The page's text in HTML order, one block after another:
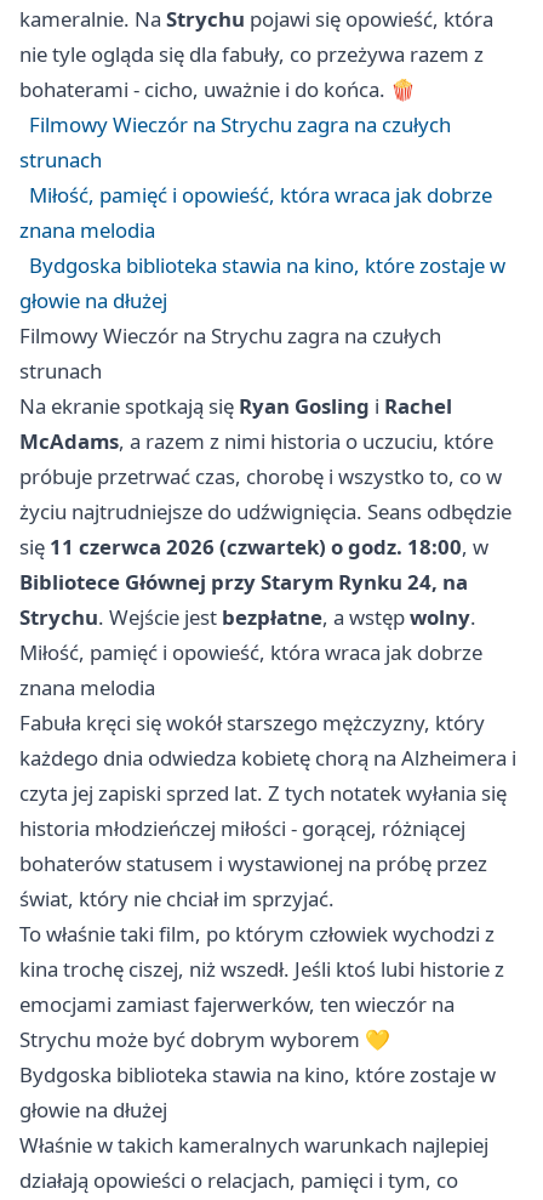
kameralnie. Na Strychu pojawi się opowieść, która
nie tyle ogląda się dla fabuły, co przeżywa razem z
bohaterami - cicho, uważnie i do końca. 🍿
Filmowy Wieczór na Strychu zagra na czułych
strunach
Miłość, pamięć i opowieść, która wraca jak dobrze
znana melodia
Bydgoska biblioteka stawia na kino, które zostaje w
głowie na dłużej
Filmowy Wieczór na Strychu zagra na czułych
strunach
Na ekranie spotkają się Ryan Gosling i Rachel
McAdams, a razem z nimi historia o uczuciu, które
próbuje przetrwać czas, chorobę i wszystko to, co w
życiu najtrudniejsze do udźwignięcia. Seans odbędzie
się 11 czerwca 2026 (czwartek) o godz. 18:00, w
Bibliotece Głównej przy Starym Rynku 24, na
Strychu. Wejście jest bezpłatne, a wstępwolny.
Miłość, pamięć i opowieść, która wraca jak dobrze
znana melodia
Fabuła kręci się wokół starszego mężczyzny, który
każdego dnia odwiedza kobietę chorą na Alzheimera i
czyta jej zapiski sprzed lat. Z tych notatek wyłania się
historia młodzieńczej miłości - gorącej, różniącej
bohaterów statusem i wystawionej na próbę przez
świat, który nie chciał im sprzyjać.
To właśnie taki film, po którym człowiek wychodzi z
kina trochę ciszej, niż wszedł. Jeśli ktoś lubi historie z
emocjami zamiast fajerwerków, ten wieczór na
Strychu może być dobrym wyborem 💛
Bydgoska biblioteka stawia na kino, które zostaje w
głowie na dłużej
Właśnie w takich kameralnych warunkach najlepiej
działają opowieści o relacjach, pamięci i tym, co